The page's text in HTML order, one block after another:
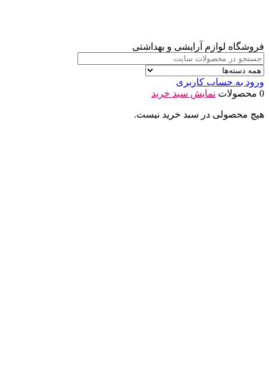
فروشگاه لوازم آرایشی و بهداشتی
ورود به حساب کاربری
0 محصولات
نمایش سبد خرید
هیچ محصولی در سبد خرید نیست.